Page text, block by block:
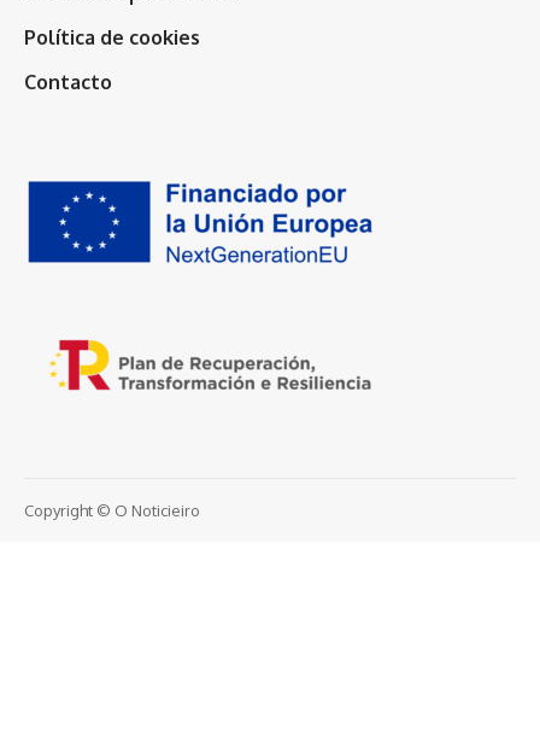
Política de cookies
Contacto
Copyright © O Noticieiro